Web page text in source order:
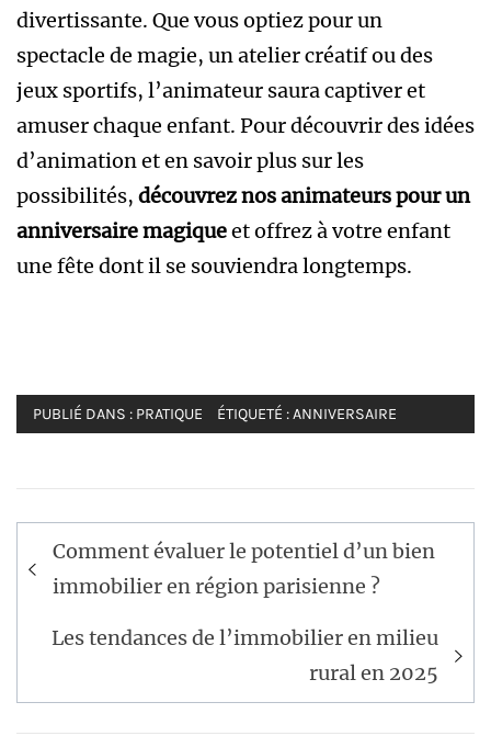
divertissante. Que vous optiez pour un
spectacle de magie, un atelier créatif ou des
jeux sportifs, l’animateur saura captiver et
amuser chaque enfant. Pour découvrir des idées
d’animation et en savoir plus sur les
possibilités, découvrez nos animateurs pour un
anniversaire magiqueet offrez à votre enfant
une fête dont il se souviendra longtemps.
PUBLIÉ DANS : PRATIQUE ÉTIQUETÉ :ANNIVERSAIRE
Navigation
de
Comment évaluer le potentiel d’un bien
immobilier en région parisienne ?
Les tendances de l’immobilier en milieu
rural en 2025